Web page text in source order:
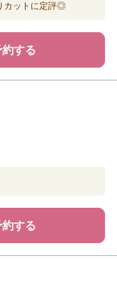
カットに定評◎
する
する